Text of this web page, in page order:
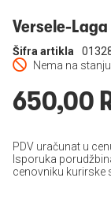
Versele-
Nema na stanju
Šifra artikla
650,00
PDV uračunat u
Isporuka
cenovniku kurirske